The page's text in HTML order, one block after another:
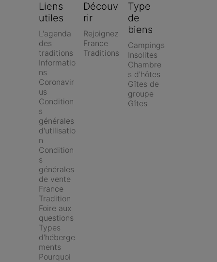
Liens
utiles
L'agenda
des
traditions
Informatio
ns
Coronavir
us
Condition
s
générales
d'utilisatio
n
Condition
s
générales
de vente
France
Tradition
Foire aux
questions
Types
d'héberge
ments
Pourquoi
Découv
rir
Rejoignez
France
Traditions
Type
de
biens
Campings
Insolites
Chambre
s d'hôtes
Gîtes de
groupe
Gîtes